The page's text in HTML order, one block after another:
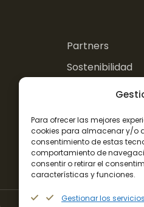
Para ofrecer las mejores
cookies para almacenar y/o
consentimiento de estas
comportamiento de
consentir o retirar el
características y funciones.
Gestionar los servicios
Partners
Sostenibilidad
Experiencias
Política de